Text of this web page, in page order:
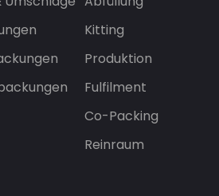
Kitting
Produktion
Fulfilment
Co-Packing
Reinraum